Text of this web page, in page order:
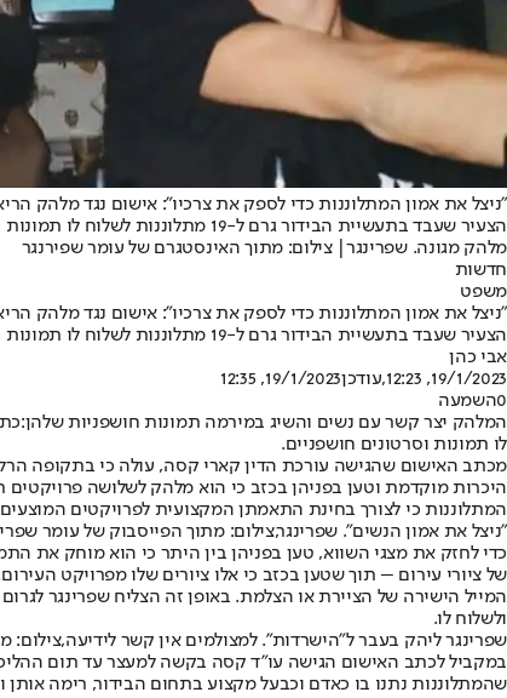
"ניצל את אמון המתלוננות כדי לספק את צרכיו": אישום נגד מלהק
הצעיר שעבד בתעשיית הבידור גרם ל-19 מתלוננות לשלוח לו תמונות וסרטונים חושפניים • כתב אישום הוגש נגדו בגין מעשים מגונים
מלהק מגונה. שפרינגר| צילום: מתוך האינסטגרם של עומר שפירנגר
חדשות
משפט
"ניצל את אמון המתלוננות כדי לספק את צרכיו": אישום נגד מלהק
הצעיר שעבד בתעשיית הבידור גרם ל-19 מתלוננות לשלוח לו תמונות וסרטונים חושפניים • כתב אישום הוגש נגדו בגין מעשים מגונים
אבי כהן
19/1/2023, 12:23
,עודכן19/1/2023, 12:35
0השמעה
המלהק יצר קשר עם נשים והשיג במירמה תמונות חושפניות שלהן:
לו תמונות וסרטונים חושפניים.
היכרות מוקדמת וטען בפניהן בכזב כי הוא מלהק לשלושה פרויקטים
המתלוננות כי לצורך בחינת התאמתן המקצועית לפרויקטים
"ניצל את אמון הנשים". שפרינגר,צילום: מתוך הפייסבוק של עומר
כדי לחזק את מצגי השווא, טען בפניהן בין היתר כי הוא מוחק את
של ציורי עירום – תוך שטען בכזב כי אלו ציורים שלו מפרויקט
המייל הישירה של הציירת או הצלמת. באופן זה הצליח שפרינגר
ולשלוח לו.
שפרינגר ליהק בעבר ל"הישרדות". למצולמים אין קשר לידיעה,צילום:
במקביל לכתב האישום הגישה עו"ד קסה בקשה למעצר עד תום
שהמתלוננות נתנו בו כאדם וכבעל מקצוע בתחום הבידור, רימה אותן